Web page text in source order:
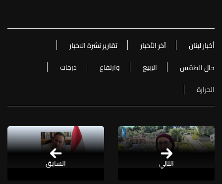
أخبار لبنان آخر الأخبار
تقارير نشرة الاخبار
حال الطقس
الربيع وارتفاع
درجات
الحرارة
التالي السابق